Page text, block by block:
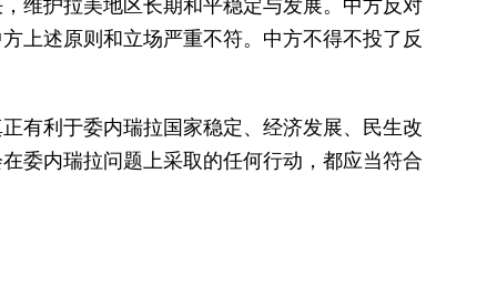
维护拉美地区长期和平稳定与发展。中方反对
上述原则和立场严重不符。中方不得不投了反
利于委内瑞拉国家稳定、经济发展、民生改
委内瑞拉问题上采取的任何行动，都应当符合